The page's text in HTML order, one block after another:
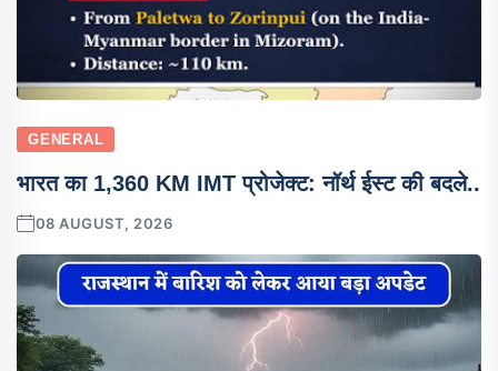
GENERAL
भारत का 1,360 KM IMT प्रोजेक्ट: नॉर्थ ईस्ट की बदले..
08 AUGUST, 2026